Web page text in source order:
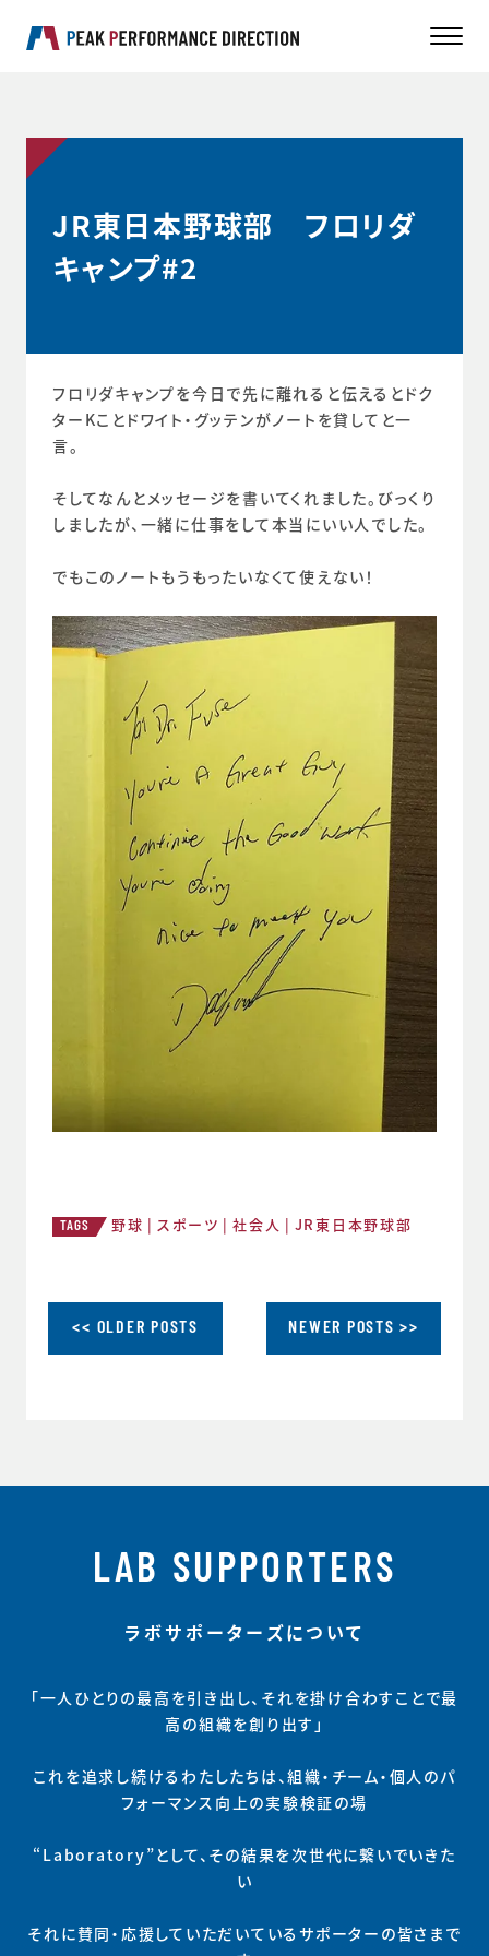
JR東日本野球部 フロリダ
キャンプ#2
フロリダキャンプを今日で先に離れると伝えるとドク
ターKことドワイト・グッテンがノートを貸してと一
言。
そしてなんとメッセージを書いてくれました。びっくり
しましたが、一緒に仕事をして本当にいい人でした。
でもこのノートもうもったいなくて使えない！
TAGS 野球 スポーツ 社会人 JR東日本野球部
NEWER POSTS >>
<< OLDER POSTS
LAB SUPPORTERS
ラボサポーターズについて
「一人ひとりの最高を引き出し、それを掛け合わすことで最
高の組織を創り出す」
これを追求し続けるわたしたちは、組織・チーム・個人のパ
フォーマンス向上の実験検証の場
“Laboratory”として、その結果を次世代に繋いでいきた
い
それに賛同・応援していただいているサポーターの皆さまで